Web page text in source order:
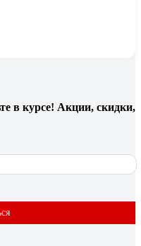
в курсе! Акции, скидки,